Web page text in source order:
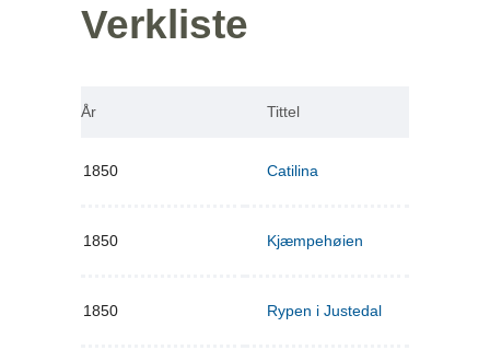
Verkliste
År Tittel
1850 Catilina
1850 Kjæmpehøien
1850 Rypen i Justedal